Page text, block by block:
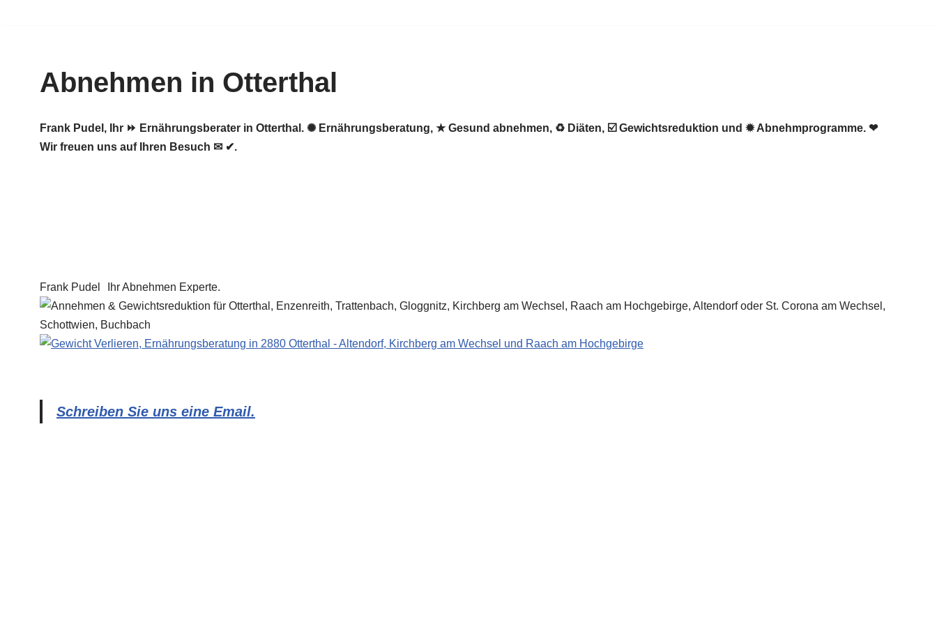
springenAbnehmen in Otterthal
Frank Pudel, Ihr ⏩ Ernährungsberater in Otterthal. ✺ Ernährungsberatung, ★ Gesund abnehmen, ♻ Diäten, ☑️ Gewichtsreduktion und ✹ Abnehmprogramme. ❤
Wir freuen uns auf Ihren Besuch ✉ ✔.
Frank Pudel Ihr Abnehmen Experte.
Schreiben Sie uns eine Email.